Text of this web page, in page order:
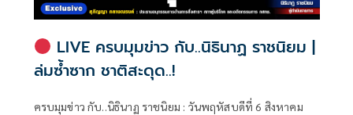
LIVE ครบมุมข่าว กับ..นิธินาฏ ราชนิยม |
ล่มซ้ำซาก ชาติสะดุด..!
ครบมุมข่าว กับ..นิธินาฏ ราชนิยม : วันพฤหัสบดีที่ 6 สิงหาคม